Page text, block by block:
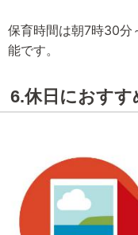
保育時間は朝7時30分
能です。
6.休日におす